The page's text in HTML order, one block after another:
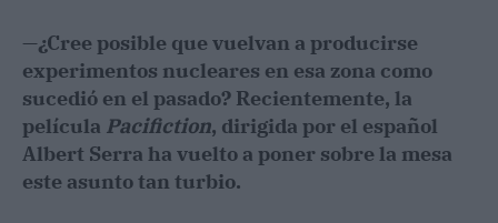
—¿Cree posible que vuelvan a producirse
experimentos nucleares en esa zona como
sucedió en el pasado? Recientemente, la
película Pacifiction, dirigida por el español
Albert Serra ha vuelto a poner sobre la mesa
este asunto tan turbio.